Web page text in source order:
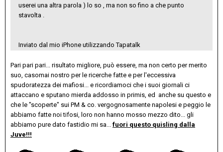
userei una altra parola ) lo so , ma non so fino a che punto
stavolta .
Inviato dal mio iPhone utilizzando Tapatalk
Pari pari pari... risultato migliore, può essere, ma non certo per merito
suo, casomai nostro per le ricerche fatte e per l'eccessiva
spudoratezza dei mafiosi... e ricordiamoci che i suoi giornali ci
attaccano e sputano mierda addosso in primis, ed anche su questo e
che le "scoperte" sui PM & co. vergognosamente napolesi e peggio le
abbiamo fatte noi tifosi, loro non hanno mosso mezzo dito... gli
abbiamo pure dato fastidio mi sa... fuori questo quisling dalla
Juve!!!